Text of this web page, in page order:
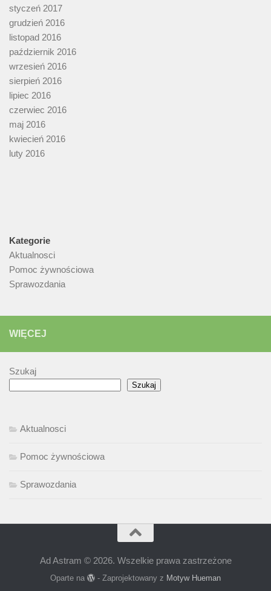
styczeń 2017
grudzień 2016
listopad 2016
październik 2016
wrzesień 2016
sierpień 2016
lipiec 2016
czerwiec 2016
maj 2016
kwiecień 2016
luty 2016
Kategorie
Aktualnosci
Pomoc żywnościowa
Sprawozdania
WIĘCEJ
Szukaj
Szukaj
Aktualnosci
Pomoc żywnościowa
Sprawozdania
Ad Astram © 2026. Wszelkie prawa zastrzeżone
Oparte na - Zaprojektowany z Motyw Hueman